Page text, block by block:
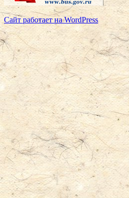
Сайт работает на WordPress